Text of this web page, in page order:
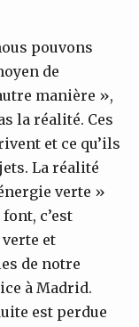
pouvons
de
manière »,
la réalité. Ces
et ce qu’ils
La réalité
verte »
c’est
et
de notre
à Madrid.
est perdue